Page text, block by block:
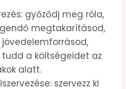
győződj meg róla,
megtakarításod,
a költségeidet az
alatt.
szervezz ki